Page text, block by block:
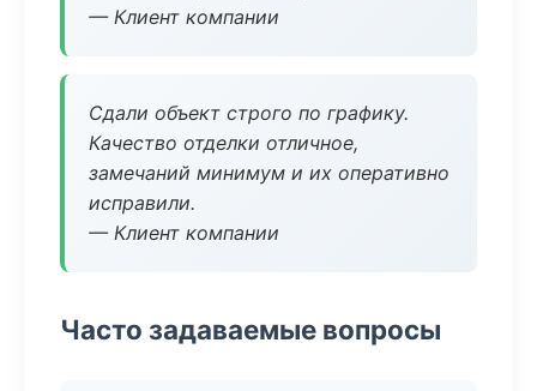
— Клиент компании
Сдали объект строго по графику.
Качество отделки отличное,
замечаний минимум и их оперативно
исправили.
— Клиент компании
Часто задаваемые вопросы